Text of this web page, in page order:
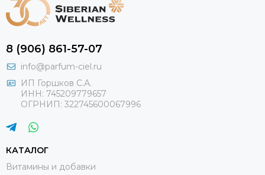
8 (906) 861-57-07
info@parfum-ciel.ru
ИП Горшков С.А.
ИНН: 745209779657
ОГРНИП: 322745600067996
КАТАЛОГ
Витамины и добавки